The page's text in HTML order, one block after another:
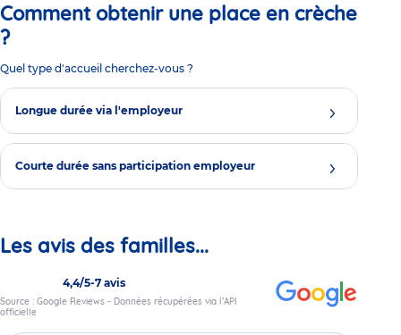
Comment obtenir une place en crèche
?
Quel type d'accueil cherchez-vous ?
Longue durée via l'employeur
Courte durée sans participation employeur
Les avis des familles...
4,4/5-7 avis
Source : Google Reviews - Données récupérées via l’API
officielle